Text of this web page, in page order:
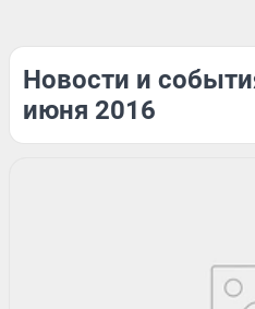
Новости и
июня 2016